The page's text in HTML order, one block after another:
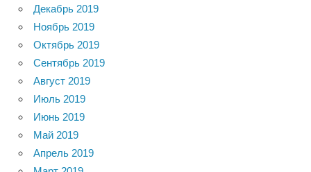
Декабрь 2019
Ноябрь 2019
Октябрь 2019
Сентябрь 2019
Август 2019
Июль 2019
Июнь 2019
Май 2019
Апрель 2019